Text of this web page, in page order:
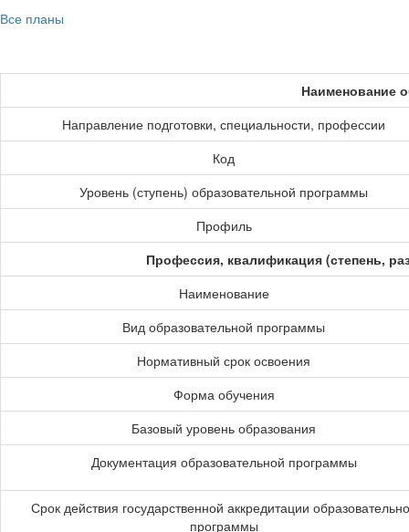
Все планы
Наименование
Направление подготовки, специальности, профессии
Код
Уровень (ступень) образовательной программы
Профиль
Профессия, квалификация (степень,
Наименование
Вид образовательной программы
Нормативный срок освоения
Форма обучения
Базовый уровень образования
Документация образовательной программы
Срок действия государственной аккредитации
программы